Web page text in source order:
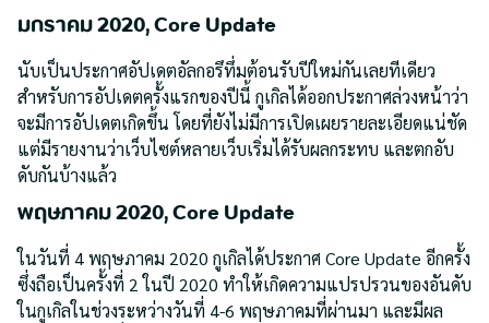
มกราคม 2020, Core Update
นับเป็นประกาศอัปเดตอัลกอรึทึ่มต้อนรับปีใหม่กันเลยทีเดียว
สำหรับการอัปเดตครั้งแรกของปีนี้ กูเกิลได้ออกประกาศล่วงหน้าว่า
จะมีการอัปเดตเกิดขึ้น โดยที่ยังไม่มีการเปิดเผยรายละเอียดแน่ชัด
แต่มีรายงานว่าเว็บไซต์หลายเว็บเริ่มได้รับผลกระทบ และตกอับ
ดับกันบ้างแล้ว
พฤษภาคม 2020, Core Update
ในวันที่ 4 พฤษภาคม 2020 กูเกิลได้ประกาศ Core Update อีกครั้ง
ซึ่งถือเป็นครั้งที่ 2 ในปี 2020 ทำให้เกิดความแปรปรวนของอันดับ
ในกูเกิลในช่วงระหว่างวันที่ 4-6 พฤษภาคมที่ผ่านมา และมีผล